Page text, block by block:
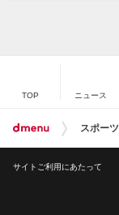
TOP ニュース
スポーツ
サイトご利用にあたって